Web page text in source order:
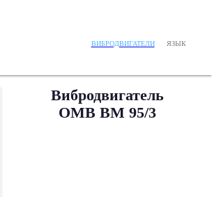
ВИБРОДВИГАТЕЛИ ЯЗЫК
Вибродвигатель
OMB BM 95/3